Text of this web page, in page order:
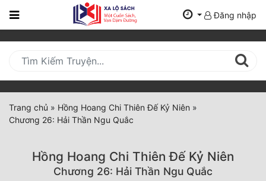
Trang
Mới
Cập
Nhật
(current)
Thể Loại
Đăng nhập
Trang chủ » Hồng Hoang Chi Thiên Đế Kỷ Niên »
Chương 26: Hải Thần Ngu Quắc
Hồng Hoang Chi Thiên Đế Kỷ Niên
Chương 26: Hải Thần Ngu Quắc